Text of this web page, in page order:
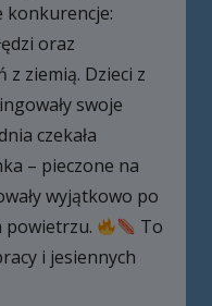
konkurencje:
oraz
ziemią. Dzieci z
swoje
czekała
– pieczone na
wyjątkowo po
powietrzu.
To
i jesiennych